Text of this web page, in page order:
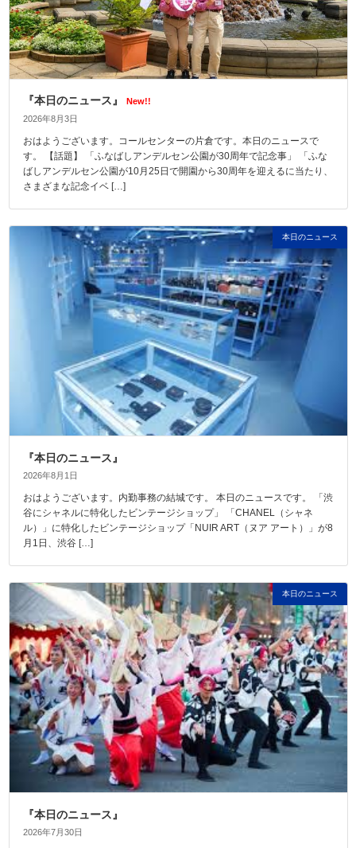
『本日のニュース』
New!!
2026年8月3日
おはようございます。コールセンターの片倉です。本日のニュースで
す。 【話題】 「ふなばしアンデルセン公園が30周年で記念事」 「ふな
ばしアンデルセン公園が10月25日で開園から30周年を迎えるに当たり、
さまざまな記念イベ […]
本日のニュース
『本日のニュース』
2026年8月1日
おはようございます。内勤事務の結城です。 本日のニュースです。 「渋
谷にシャネルに特化したビンテージショップ」 「CHANEL（シャネ
ル）」に特化したビンテージショップ「NUIR ART（ヌア アート）」が8
月1日、渋谷 […]
本日のニュース
『本日のニュース』
2026年7月30日